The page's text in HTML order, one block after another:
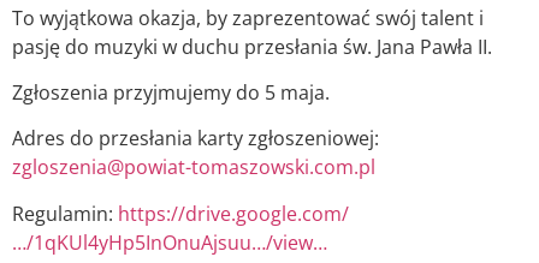
To wyjątkowa okazja, by zaprezentować swój talent i
pasję do muzyki w duchu przesłania św. Jana Pawła II.
Zgłoszenia przyjmujemy do 5 maja.
Adres do przesłania karty zgłoszeniowej:
zgloszenia@powiat-tomaszowski.com.pl
Regulamin: https://drive.google.com/
…/1qKUl4yHp5InOnuAjsuu…/view…